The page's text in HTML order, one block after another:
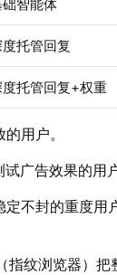
智能体
托管回复
托管回复+权重
用户。
广告效果的用户
不封的重度用户
纹浏览器）